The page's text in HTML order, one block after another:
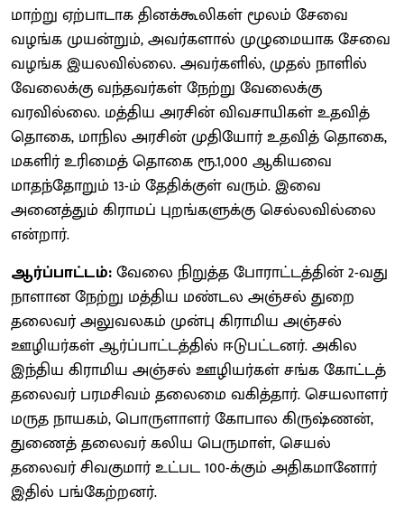
மாற்று ஏற்பாடாக தினக்கூலிகள் மூலம் சேவை
வழங்க முயன்றும், அவர்களால் முழுமையாக சேவை
வழங்க இயலவில்லை. அவர்களில், முதல் நாளில்
வேலைக்கு வந்தவர்கள் நேற்று வேலைக்கு
வரவில்லை. மத்திய அரசின் விவசாயிகள் உதவித்
தொகை, மாநில அரசின் முதியோர் உதவித் தொகை,
மகளிர் உரிமைத் தொகை ரூ.1,000 ஆகியவை
மாதந்தோறும் 13-ம் தேதிக்குள் வரும். இவை
அனைத்தும் கிராமப் புறங்களுக்கு செல்லவில்லை
என்றார்.
ஆர்ப்பாட்டம்:வேலை நிறுத்த போராட்டத்தின் 2-வது
நாளான நேற்று மத்திய மண்டல அஞ்சல் துறை
தலைவர் அலுவலகம் முன்பு கிராமிய அஞ்சல்
ஊழியர்கள் ஆர்ப்பாட்டத்தில் ஈடுபட்டனர். அகில
இந்திய கிராமிய அஞ்சல் ஊழியர்கள் சங்க கோட்டத்
தலைவர் பரமசிவம் தலைமை வகித்தார். செயலாளர்
மருத நாயகம், பொருளாளர் கோபால கிருஷ்ணன்,
துணைத் தலைவர் கலிய பெருமாள், செயல்
தலைவர் சிவகுமார் உட்பட 100-க்கும் அதிகமானோர்
இதில் பங்கேற்றனர்.